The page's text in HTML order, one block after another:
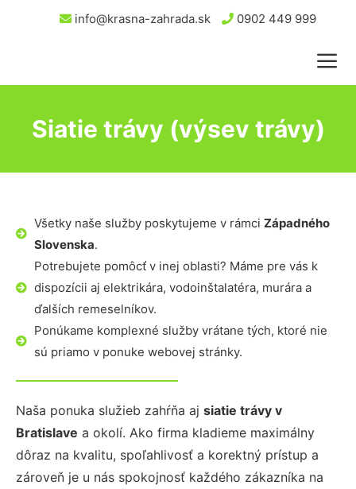
info@krasna-zahrada.sk 0902 449 999
Siatie trávy (výsev trávy)
Všetky naše služby poskytujeme v rámci Západného
Slovenska.
Potrebujete pomôcť v inej oblasti? Máme pre vás k
dispozícii aj elektrikára, vodoinštalatéra, murára a
ďalších remeselníkov.
Ponúkame komplexné služby vrátane tých, ktoré nie
sú priamo v ponuke webovej stránky.
Naša ponuka služieb zahŕňa aj siatie trávy v
Bratislave a okolí. Ako firma kladieme maximálny
dôraz na kvalitu, spoľahlivosť a korektný prístup a
zároveň je u nás spokojnosť každého zákazníka na